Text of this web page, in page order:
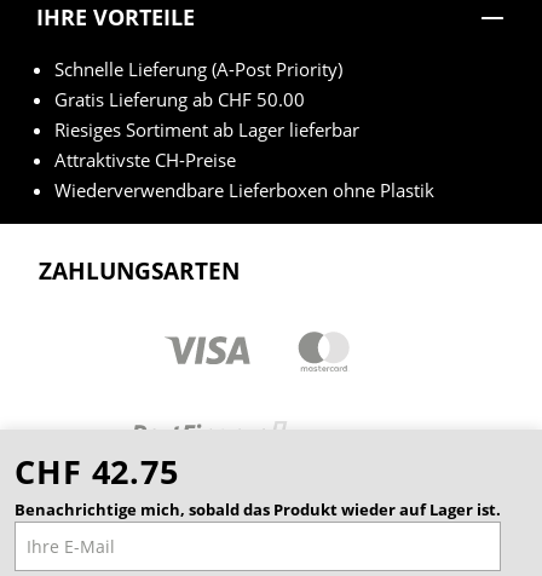
CHF 42.75
Benachrichtige mich, sobald das Produkt wieder auf Lager ist.
IHRE VORTEILE
Schnelle Lieferung (A-Post Priority)
Gratis Lieferung ab CHF 50.00
Riesiges Sortiment ab Lager lieferbar
Attraktivste CH-Preise
Wiederverwendbare Lieferboxen ohne Plastik
ZAHLUNGSARTEN